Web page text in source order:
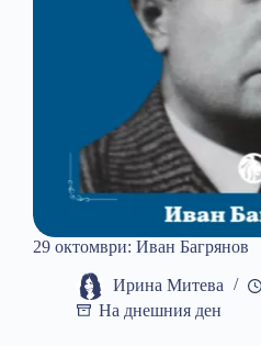
29 октомври: Иван Багрянов
Ирина Митева
На днешния ден